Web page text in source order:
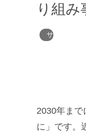
り組み
サステナビ
2030年ま
に」です。